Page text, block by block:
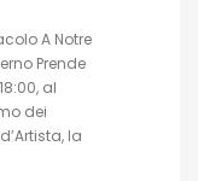
A Notre
Prende
al
dei
la